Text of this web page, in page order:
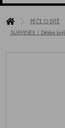
PÉČE O DÍTĚ
SUAVINEX | Dětské